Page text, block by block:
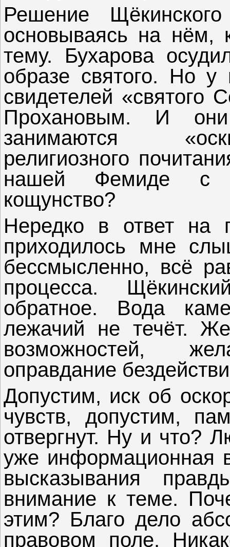
Решение
основываясь на нём,
тему. Бухарова
образе святого. Но у
свидетелей «святого
Прохановым. И
занимаются
религиозного
нашей Фемиде с
кощунство?
Нередко в ответ на
приходилось мне
бессмысленно, всё
процесса.
обратное. Вода
лежачий не течёт.
возможностей,
оправдание
Допустим, иск об
чувств, допустим,
отвергнут. Ну и что?
уже информационная
высказывания
внимание к теме.
этим? Благо дело
правовом поле.